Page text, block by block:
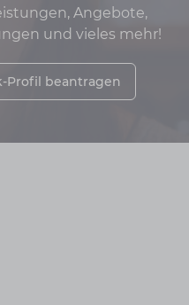
Angebote,
und vieles mehr!
Profil beantragen